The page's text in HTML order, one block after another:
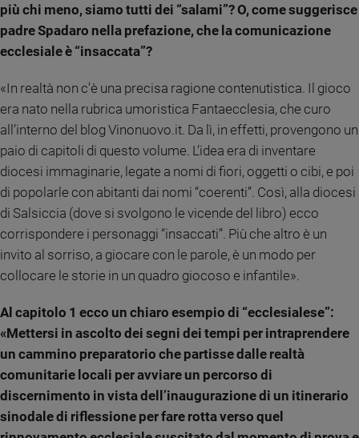
educazione
Genitori
e
Nonni
Coppia
Scuola
e
Adolescenza
Bioetica
Riflessioni
Video
più chi meno, siamo tutti dei “salami”? O, come suggerisce
padre Spadaro nella prefazione, che la comunicazione
ecclesiale è “insaccata”?
«In realtà non c’è una precisa ragione contenutistica. Il gioco
era nato nella rubrica umoristica Fantaecclesia, che curo
all’interno del blog Vinonuovo.it. Da lì, in effetti, provengono un
paio di capitoli di questo volume. L’idea era di inventare
diocesi immaginarie, legate a nomi di fiori, oggetti o cibi, e poi
di popolarle con abitanti dai nomi “coerenti”. Così, alla diocesi
di Salsiccia (dove si svolgono le vicende del libro) ecco
corrispondere i personaggi “insaccati”. Più che altro è un
invito al sorriso, a giocare con le parole, è un modo per
collocare le storie in un quadro giocoso e infantile».
Al capitolo 1 ecco un chiaro esempio di “ecclesialese”:
«Mettersi in ascolto dei segni dei tempi per intraprendere
un cammino preparatorio che partisse dalle realtà
comunitarie locali per avviare un percorso di
discernimento in vista dell’inaugurazione di un itinerario
sinodale di riflessione per fare rotta verso quel